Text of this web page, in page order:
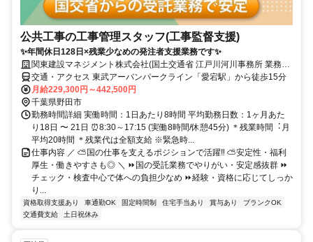
公共工事の工事管理スタッフ(工事監督支援)
✨年間休日128日×残業少なめの発注者支援業務です✨
関東建設マネジメント株式会社(国土交通省 江戸川河川事務所 業務委
託室)
交通・アクセス 東武アーバンパークライン「愛宕駅」から徒歩15分
月給229,300円～442,500円
千葉県野田市
勤務時間詳細 実働時間：1日あたり8時間 平均勤務日数：1ヶ月あた
り18日 〜 21日 ⏰8:30～17:15 (実働8時間/休憩45分) ＊残業時間︓⽉
平均20時間 ＊残業代は全額支給 ※緊急時...
仕事内容 ／ ⛅国の仕事を支えるポジションで活躍‼ ⛅安定性・福利
厚生・働きやすさも◎ ＼ ⏩国の受託業務でやりがい・安定感抜群 ⏩
チェック・検査中心で体への負担少なめ ⏩経験・資格に応じてしっか
り...
資格取得支援あり 車通勤OK 固定時間制 住宅手当あり 賞与あり
ブランクOK
交通費支給
土日祝休み